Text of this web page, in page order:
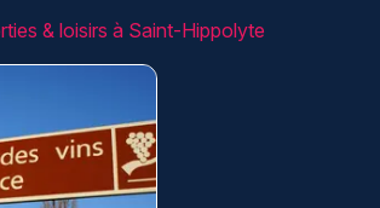
& loisirs à Saint-Hippolyte